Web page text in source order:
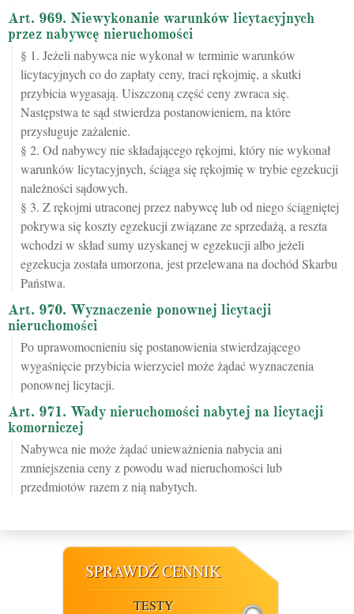
Art. 969. Niewykonanie warunków licytacyjnych
przez nabywcę nieruchomości
§ 1. Jeżeli nabywca nie wykonał w terminie warunków
licytacyjnych co do zapłaty ceny, traci rękojmię, a skutki
przybicia wygasają. Uiszczoną część ceny zwraca się.
Następstwa te sąd stwierdza postanowieniem, na które
przysługuje zażalenie.
§ 2. Od nabywcy nie składającego rękojmi, który nie wykonał
warunków licytacyjnych, ściąga się rękojmię w trybie egzekucji
należności sądowych.
§ 3. Z rękojmi utraconej przez nabywcę lub od niego ściągniętej
pokrywa się koszty egzekucji związane ze sprzedażą, a reszta
wchodzi w skład sumy uzyskanej w egzekucji albo jeżeli
egzekucja została umorzona, jest przelewana na dochód Skarbu
Państwa.
Art. 970. Wyznaczenie ponownej licytacji
nieruchomości
Po uprawomocnieniu się postanowienia stwierdzającego
wygaśnięcie przybicia wierzyciel może żądać wyznaczenia
ponownej licytacji.
Art. 971. Wady nieruchomości nabytej na licytacji
komorniczej
Nabywca nie może żądać unieważnienia nabycia ani
zmniejszenia ceny z powodu wad nieruchomości lub
przedmiotów razem z nią nabytych.
SPRAWDŹ CENNIK
TESTY